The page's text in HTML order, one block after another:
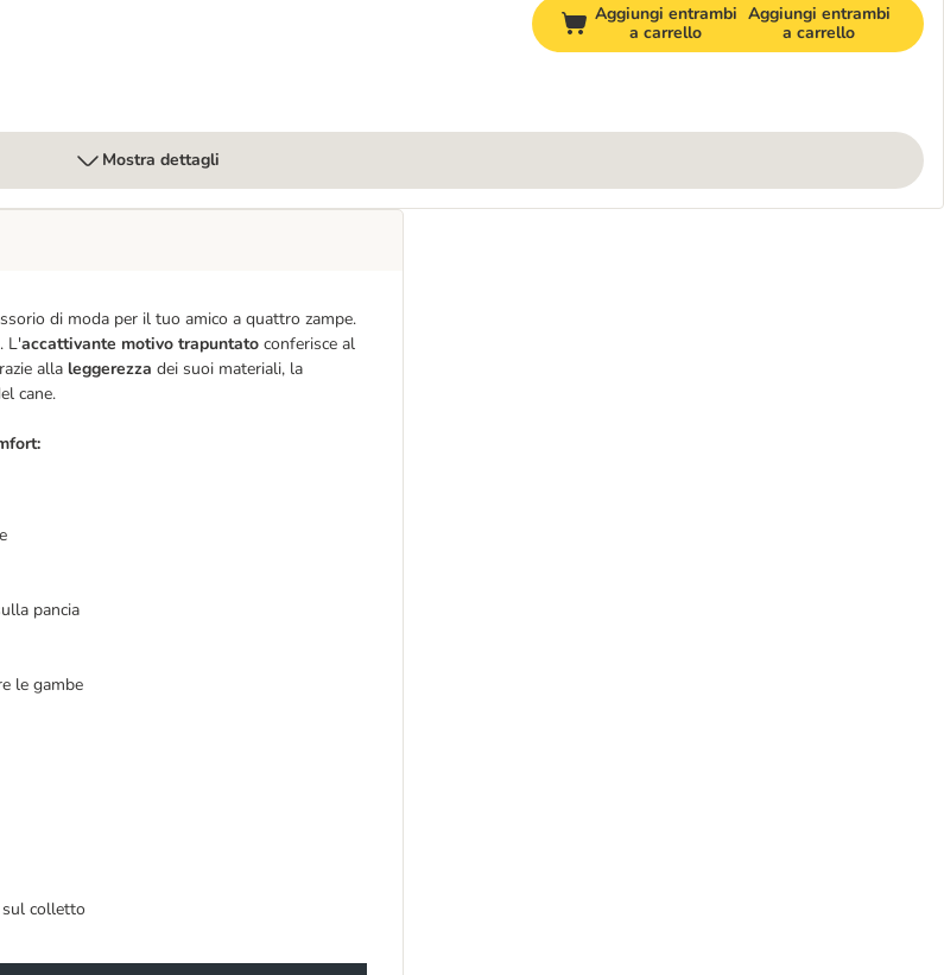
Aggiungi entrambi
a carrello
Aggiungi entrambi
a carrello
Mostra dettagli
di moda per il tuo amico a quattro zampe.
L'accattivante motivo trapuntato conferisce al
alla leggerezza dei suoi materiali, la
cane.
pancia
le gambe
sul colletto